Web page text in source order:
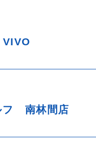
フ 南林間店